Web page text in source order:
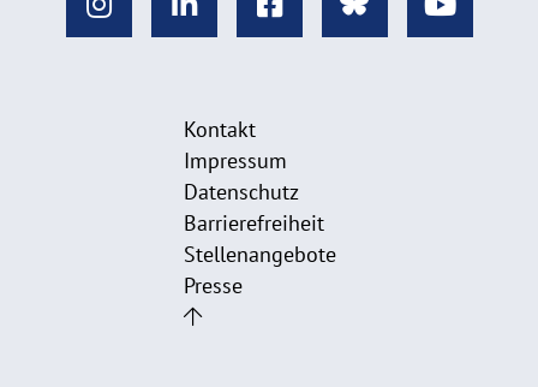
Kontakt
Impressum
Datenschutz
Barrierefreiheit
Stellenangebote
Presse